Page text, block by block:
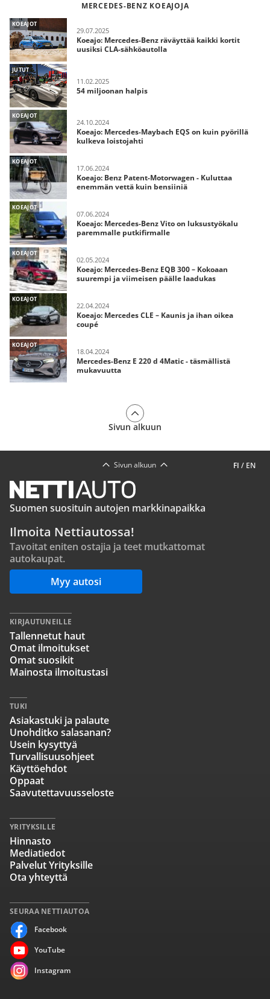
MERCEDES-BENZ KOEAJOJA
KOEAJOT
29.07.2025
Koeajo: Mercedes-Benz räväyttää kaikki kortit
uusiksi CLA-sähköautolla
JUTUT
11.02.2025
54 miljoonan halpis
KOEAJOT
24.10.2024
Koeajo: Mercedes-Maybach EQS on kuin pyörillä
kulkeva loistojahti
KOEAJOT
17.06.2024
Koeajo: Benz Patent-Motorwagen - Kuluttaa
enemmän vettä kuin bensiiniä
KOEAJOT
07.06.2024
Koeajo: Mercedes-Benz Vito on luksustyökalu
paremmalle putkifirmalle
KOEAJOT
02.05.2024
Koeajo: Mercedes-Benz EQB 300 – Kokoaan
suurempi ja viimeisen päälle laadukas
KOEAJOT
22.04.2024
Koeajo: Mercedes CLE – Kaunis ja ihan oikea
coupé
KOEAJOT
18.04.2024
Mercedes-Benz E 220 d 4Matic - täsmällistä
mukavuutta
Sivun alkuun
FI / EN
Sivun alkuun
Suomen suosituin autojen markkinapaikka
Ilmoita Nettiautossa!
Tavoitat eniten ostajia ja teet mutkattomat
autokaupat.
Myy autosi
SEURAA NETTIAUTOA
Facebook
YouTube
Instagram
KIRJAUTUNEILLE
Tallennetut haut
Omat ilmoitukset
Omat suosikit
Mainosta ilmoitustasi
TUKI
Asiakastuki ja palaute
Unohditko salasanan?
Usein kysyttyä
Turvallisuusohjeet
Käyttöehdot
Oppaat
Saavutettavuusseloste
YRITYKSILLE
Hinnasto
Mediatiedot
Palvelut Yrityksille
Ota yhteyttä